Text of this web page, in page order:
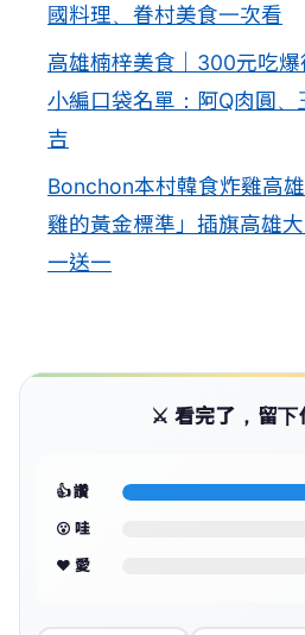
國料理、眷村美食一次看
高雄楠梓美食｜300元吃
小編口袋名單：阿Q肉圓
吉
Bonchon本村韓食炸雞高
雞的黃金標準」插旗高雄
一送一
⚔️ 看完了，留下
👍 讚
😮 哇
❤️ 愛